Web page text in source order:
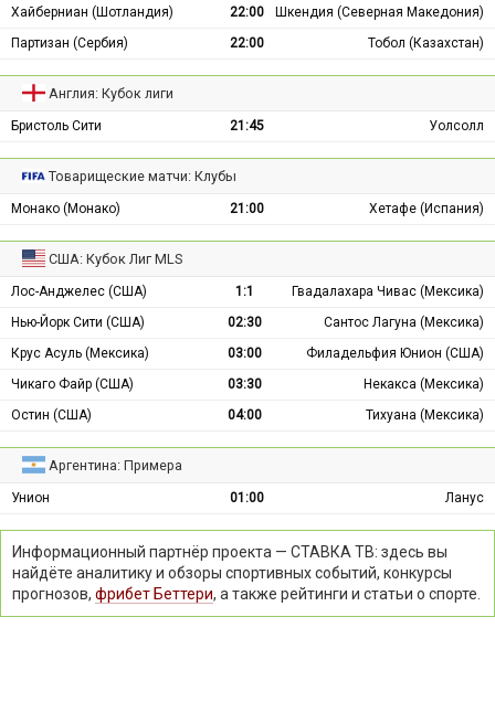
Хайберниан (Шотландия)
22:00
Шкендия (Северная Македония)
Партизан (Сербия)
22:00 Тобол (Казахстан)
Англия: Кубок лиги
Бристоль Сити 21:45 Уолсолл
Товарищеские матчи: Клубы
Монако (Монако) 21:00 Хетафе (Испания)
США: Кубок Лиг MLS
Лос-Анджелес (США) 1:1
Гвадалахара Чивас (Мексика)
Нью-Йорк Сити (США)
02:30
Сантос Лагуна (Мексика)
Крус Асуль (Мексика)
03:00
Филадельфия Юнион (США)
Чикаго Файр (США)
03:30
Некакса (Мексика)
Остин (США)
04:00 Тихуана (Мексика)
Аргентина: Примера
Унион 01:00 Ланус
Информационный партнёр проекта — СТАВКА ТВ: здесь вы
найдёте аналитику и обзоры спортивных событий, конкурсы
прогнозов, фрибет Беттери, а также рейтинги и статьи о спорте.